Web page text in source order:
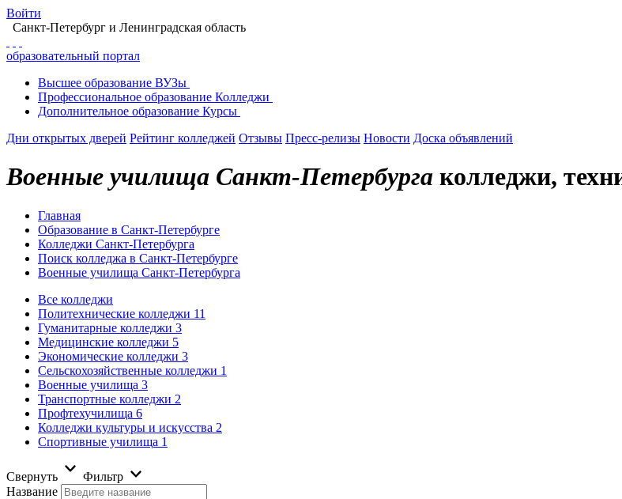
Войти
Санкт-Петербург и Ленинградская область
образовательный портал
Высшее образование ВУЗы
Профессиональное образование Колледжи
Дополнительное образование Курсы
Дни открытых дверей Рейтинг колледжей Отзывы Пресс-релизы Новости Доска объявлений
Военные училища Санкт-Петербурга колледжи,
Главная
Образование в Санкт-Петербурге
Колледжи Санкт-Петербурга
Поиск колледжа в Санкт-Петербурге
Военные училища Санкт-Петербурга
Все колледжи
Политехнические колледжи 11
Гуманитарные колледжи 3
Медицинские колледжи 5
Экономические колледжи 3
Сельскохозяйственные колледжи 1
Военные училища 3
Транспортные колледжи 2
Профтехучилища 6
Колледжи культуры и искусства 2
Спортивные училища 1
Свернуть
Фильтр
Название